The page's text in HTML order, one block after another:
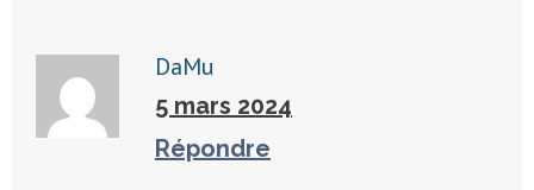
DaMu
5 mars 2024
Répondre